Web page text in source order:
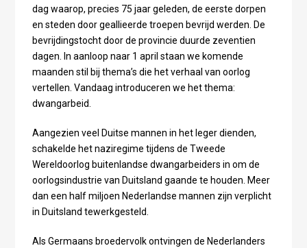
dag waarop, precies 75 jaar geleden, de eerste dorpen
en steden door geallieerde troepen bevrijd werden. De
bevrijdingstocht door de provincie duurde zeventien
dagen. In aanloop naar 1 april staan we komende
maanden stil bij thema’s die het verhaal van oorlog
vertellen. Vandaag introduceren we het thema:
dwangarbeid.
Aangezien veel Duitse mannen in het leger dienden,
schakelde het naziregime tijdens de Tweede
Wereldoorlog buitenlandse dwangarbeiders in om de
oorlogsindustrie van Duitsland gaande te houden. Meer
dan een half miljoen Nederlandse mannen zijn verplicht
in Duitsland tewerkgesteld.
Als Germaans broedervolk ontvingen de Nederlanders